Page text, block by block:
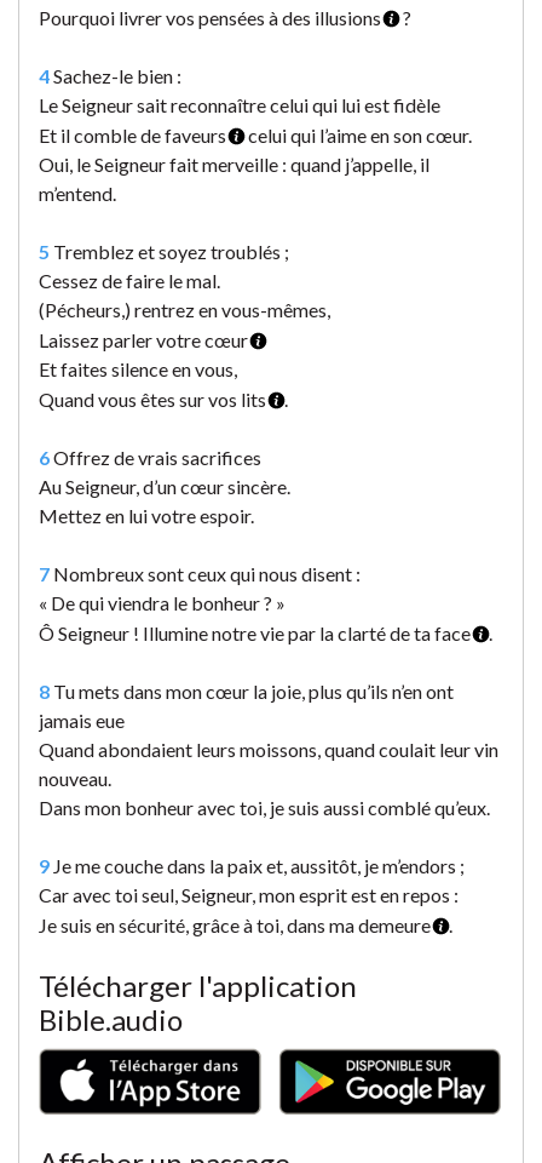
Pourquoi livrer vos pensées à des illusions
?
4Sachez-le bien :
Le Seigneur sait reconnaître celui qui lui est fidèle
Et il comble de faveurs
celui qui l’aime en son cœur.
Oui, le Seigneur fait merveille : quand j’appelle, il
m’entend.
5 Tremblez et soyez troublés ;
Cessez de faire le mal.
(Pécheurs,) rentrez en vous-mêmes,
Laissez parler votre cœur
Et faites silence en vous,
Quand vous êtes sur vos lits
.
6Offrez de vrais sacrifices
Au Seigneur, d’un cœur sincère.
Mettez en lui votre espoir.
7 Nombreux sont ceux qui nous disent :
« De qui viendra le bonheur ? »
Ô Seigneur ! Illumine notre vie par la clarté de ta face
.
8 Tu mets dans mon cœur la joie, plus qu’ils n’en ont
jamais eue
Quand abondaient leurs moissons, quand coulait leur vin
nouveau.
Dans mon bonheur avec toi, je suis aussi comblé qu’eux.
9 Je me couche dans la paix et, aussitôt, je m’endors ;
Car avec toi seul, Seigneur, mon esprit est en repos :
Je suis en sécurité, grâce à toi, dans ma demeure
.
Télécharger l'application
Bible.audio